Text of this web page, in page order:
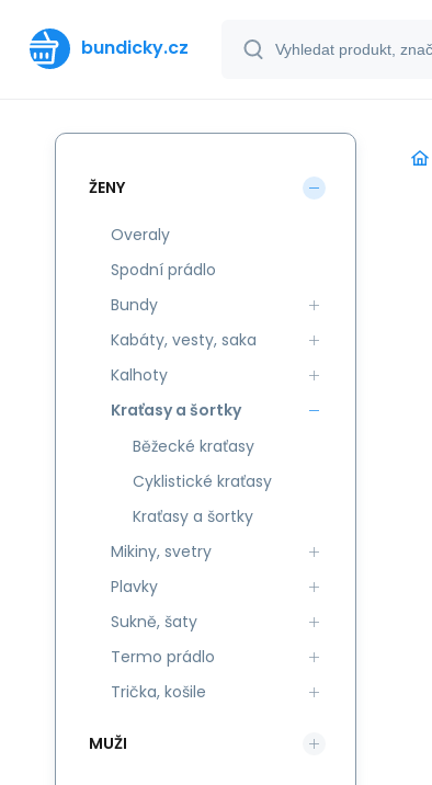
bundicky.cz
ŽENY
Overaly
Spodní prádlo
Bundy
Kabáty, vesty, saka
Kalhoty
Kraťasy a šortky
Běžecké kraťasy
Cyklistické kraťasy
Kraťasy a šortky
Mikiny, svetry
Plavky
Sukně, šaty
Termo prádlo
Trička, košile
MUŽI